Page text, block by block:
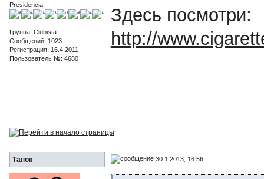
Presidencia
Группа: Clubista
Сообщений: 1023
Регистрация: 16.4.2011
Пользователь №: 4680
Здесь посмотри:
http://
Тапок 30.1.2013, 16:56